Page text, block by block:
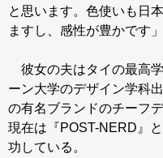
と思います。色使いも日
ますし、感性が豊かです」
彼女の夫はタイの最高
ーン大学のデザイン学科
の有名ブランドのチーフ
現在は『POST-NERD』
功している。